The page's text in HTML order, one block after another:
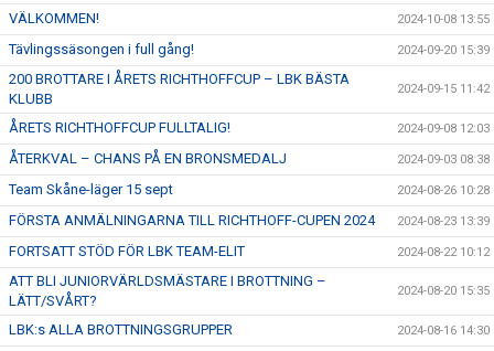
VÄLKOMMEN! 2024-10-08 13:55
Tävlingssäsongen i full gång! 2024-09-20 15:39
200 BROTTARE I ÅRETS RICHTHOFFCUP – LBK BÄSTA
KLUBB
2024-09-15 11:42
ÅRETS RICHTHOFFCUP FULLTALIG! 2024-09-08 12:03
ÅTERKVAL – CHANS PÅ EN BRONSMEDALJ 2024-09-03 08:38
Team Skåne-läger 15 sept 2024-08-26 10:28
FÖRSTA ANMÄLNINGARNA TILL RICHTHOFF-CUPEN 2024 2024-08-23 13:39
FORTSATT STÖD FÖR LBK TEAM-ELIT 2024-08-22 10:12
ATT BLI JUNIORVÄRLDSMÄSTARE I BROTTNING –
LÄTT/SVÅRT?
2024-08-20 15:35
LBK:s ALLA BROTTNINGSGRUPPER 2024-08-16 14:30